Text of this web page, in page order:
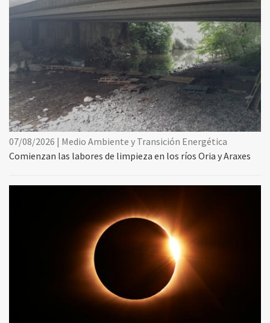
07/08/2026 | Medio Ambiente y Transición Energética
Comienzan las labores de limpieza en los ríos Oria y Araxes